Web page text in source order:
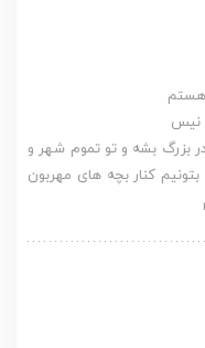
نیس
بزرگ بشه و تو تموم شهر و
کنار بچه های مهربون